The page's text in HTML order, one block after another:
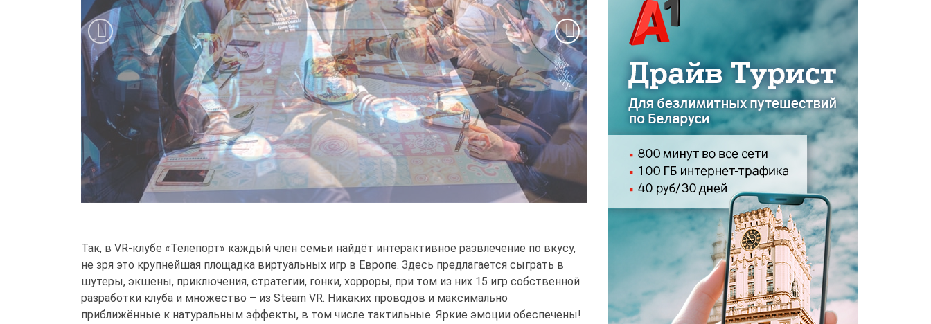
Так, в VR-клубе «Телепорт» каждый член семьи найдёт интерактивное развлечение по вкусу,
не зря это крупнейшая площадка виртуальных игр в Европе. Здесь предлагается сыграть в
шутеры, экшены, приключения, стратегии, гонки, хорроры, при том из них 15 игр собственной
разработки клуба и множество – из Steam VR. Никаких проводов и максимально
приближённые к натуральным эффекты, в том числе тактильные. Яркие эмоции обеспечены!